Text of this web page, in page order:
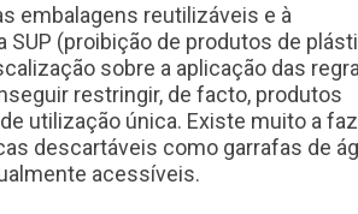
embalagens reutilizáveis e à
SUP (proibição de produtos de
sobre a aplicação das
restringir, de facto, produtos
utilização única. Existe muito a
descartáveis como garrafas de
acessíveis.